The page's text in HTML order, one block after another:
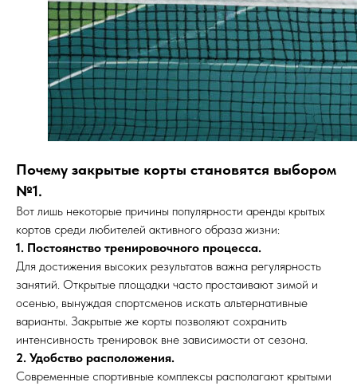
Почему закрытые корты становятся выбором
№1.
Вот лишь некоторые причины популярности аренды крытых
кортов среди любителей активного образа жизни:
1. Постоянство тренировочного процесса.
Для достижения высоких результатов важна регулярность
занятий. Открытые площадки часто простаивают зимой и
осенью, вынуждая спортсменов искать альтернативные
варианты. Закрытые же корты позволяют сохранить
интенсивность тренировок вне зависимости от сезона.
2. Удобство расположения.
Современные спортивные комплексы располагают крытыми